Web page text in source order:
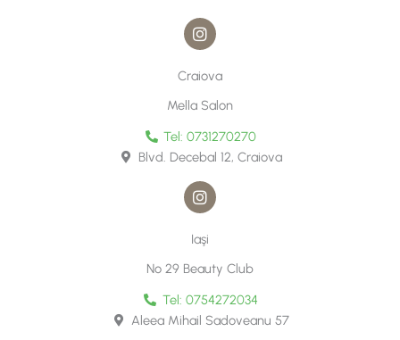
I
n
t
g
a
m
Craiova
Mella Salon
Tel: 0731270270
Blvd. Decebal 12, Craiova
I
n
t
a
g
a
m
Iaşi
No 29 Beauty Club
Tel: 0754272034
Aleea Mihail Sadoveanu 57